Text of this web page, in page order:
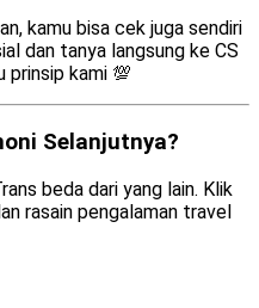
kamu bisa cek juga sendiri
dan tanya langsung ke CS
prinsip kami 💯
Selanjutnya?
beda dari yang lain. Klik
rasain pengalaman travel